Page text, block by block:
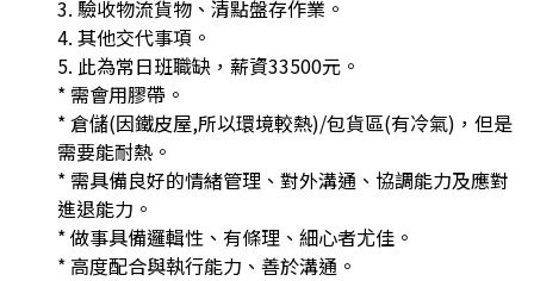
3. 驗收物流貨物、清點盤存作業。
4. 其他交代事項。
5. 此為常日班職缺，薪資33500元。
* 需會用膠帶。
* 倉儲(因鐵皮屋,所以環境較熱)/包貨區(有冷氣)，但是
需要能耐熱。
* 需具備良好的情緒管理、對外溝通、協調能力及應對
進退能力。
* 做事具備邏輯性、有條理、細心者尤佳。
* 高度配合與執行能力、善於溝通。